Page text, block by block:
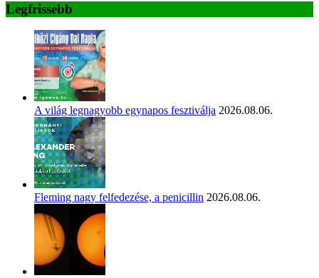
Legfrissebb
A világ legnagyobb egynapos fesztiválja 2026.08.06.
Fleming nagy felfedezése, a penicillin 2026.08.06.